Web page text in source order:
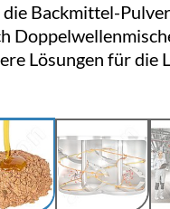
die Backmittel-
Lösungen für die